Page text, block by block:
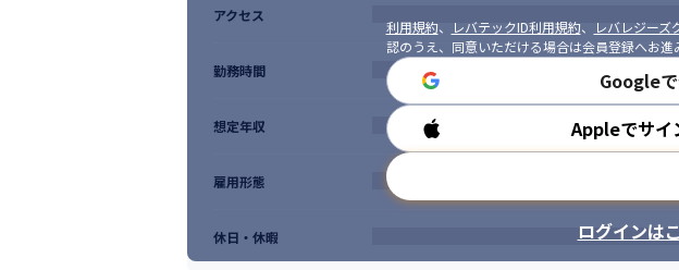
利用規約、 レバテックID利用規約、 レバレジーズ
認のうえ、同意いただける場合は会員登録へお進
Google
Appleでサイ
ログインは
アクセス
勤務時間
想定年収
雇用形態
休日・休暇